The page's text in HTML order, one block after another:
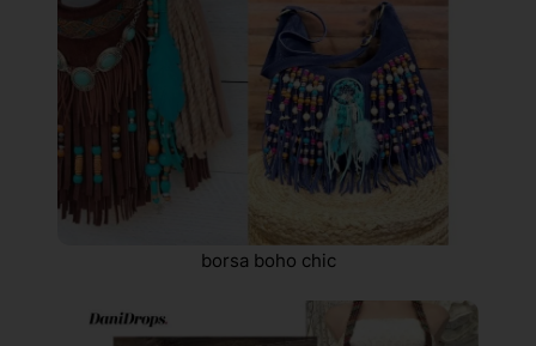
borsa boho chic